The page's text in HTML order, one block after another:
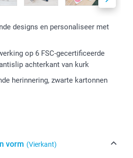
designs en personaliseer met
op 6 FSC-gecertificeerde
achterkant van kurk
herinnering, zwarte kartonnen
vorm (Vierkant)